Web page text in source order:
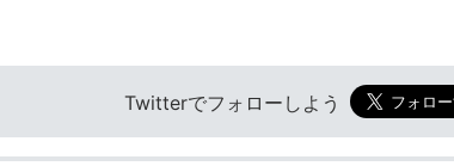
Twitterでフォローしよう